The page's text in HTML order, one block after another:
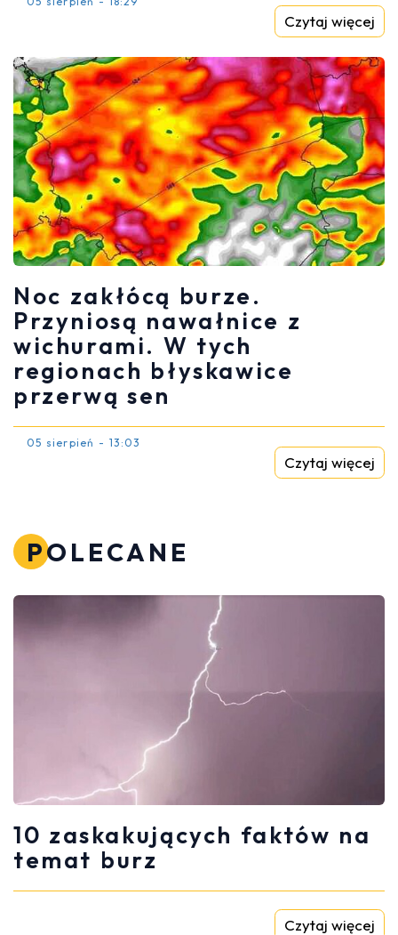
Czytaj więcej
Noc zakłócą burze.
Przyniosą nawałnice z
wichurami. W tych
regionach błyskawice
przerwą sen
05 sierpień - 13:03
Czytaj więcej
POLECANE
10 zaskakujących faktów na
temat burz
Czytaj więcej